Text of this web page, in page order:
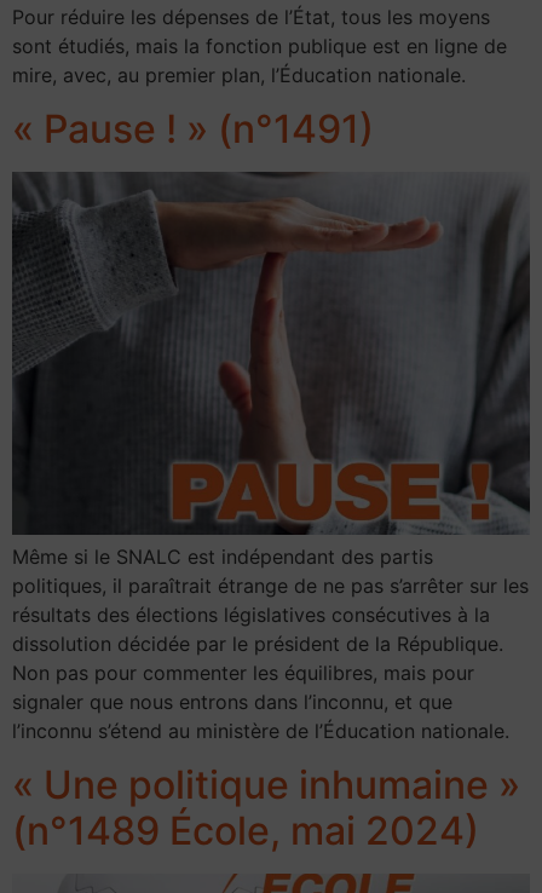
Pour réduire les dépenses de l’État, tous les moyens
sont étudiés, mais la fonction publique est en ligne de
mire, avec, au premier plan, l’Éducation nationale.
« Pause ! » (n°1491)
Même si le SNALC est indépendant des partis
politiques, il paraîtrait étrange de ne pas s’arrêter sur les
résultats des élections législatives consécutives à la
dissolution décidée par le président de la République.
Non pas pour commenter les équilibres, mais pour
signaler que nous entrons dans l’inconnu, et que
l’inconnu s’étend au ministère de l’Éducation nationale.
« Une politique inhumaine »
(n°1489 École, mai 2024)